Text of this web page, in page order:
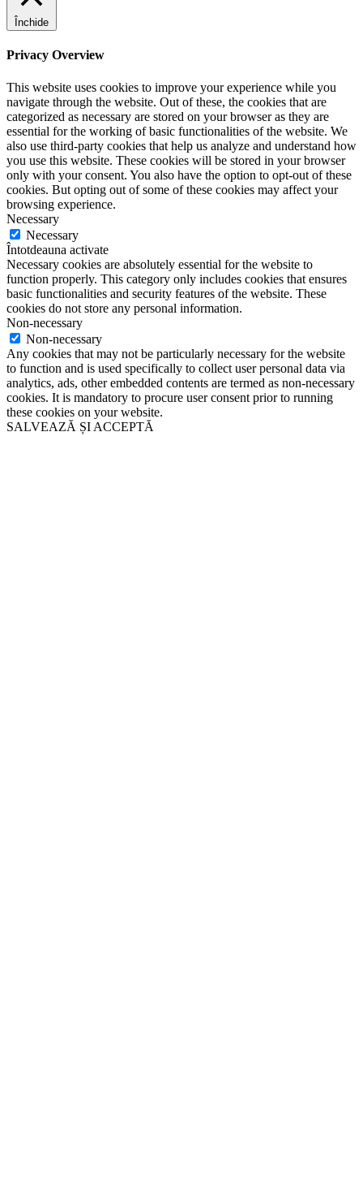
Închide
Privacy Overview
This website uses cookies to improve your experience while you
navigate through the website. Out of these, the cookies that are
categorized as necessary are stored on your browser as they are
essential for the working of basic functionalities of the website. We
also use third-party cookies that help us analyze and understand how
you use this website. These cookies will be stored in your browser
only with your consent. You also have the option to opt-out of these
cookies. But opting out of some of these cookies may affect your
browsing experience.
Necessary
Necessary
Întotdeauna activate
Necessary cookies are absolutely essential for the website to
function properly. This category only includes cookies that ensures
basic functionalities and security features of the website. These
cookies do not store any personal information.
Non-necessary
Non-necessary
Any cookies that may not be particularly necessary for the website
to function and is used specifically to collect user personal data via
analytics, ads, other embedded contents are termed as non-necessary
cookies. It is mandatory to procure user consent prior to running
these cookies on your website.
SALVEAZĂ ȘI ACCEPTĂ